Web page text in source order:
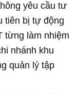
yêu cầu tư
tiên bị tự động
từng làm nhiệm
nhánh khu
quản lý tập